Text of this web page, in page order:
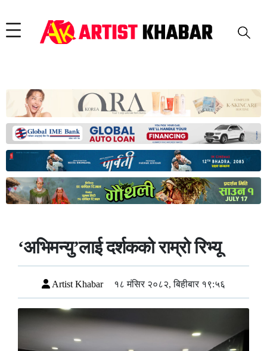
‘अभिमन्यु’लाई दर्शकको राम्रो रिभ्यू
Artist Khabar १८ मंसिर २०८२, बिहीबार १९:५६